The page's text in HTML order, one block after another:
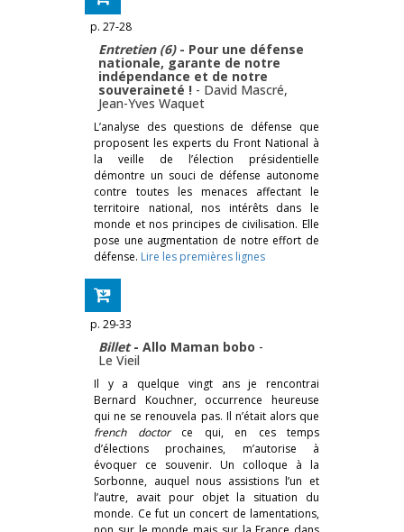
p. 27-28
Entretien (6)­- Pour une défense
nationale, garante de notre
indépendance et de notre
souveraineté ! - David Mascré,
Jean-Yves Waquet
L’analyse des questions de défense que
proposent les experts du Front National à
la veille de l’élection prési­dentielle
démontre un souci de défense autonome
contre toutes les menaces affectant le
territoire national, nos intérêts dans le
monde et nos principes de civilisation. Elle
pose une augmentation de notre effort de
défense. Lire les premières lignes
p. 29-33
Billet- Allo Maman bobo -
Le Vieil
Il y a quelque vingt ans je rencontrai
Bernard Kouchner, occurrence heureuse
qui ne se renouvela pas. Il n’était alors que
french doctorce qui, en ces temps
d’élections prochaines, m’autorise à
évoquer ce souvenir. Un colloque à la
Sorbonne, auquel nous assistions l’un et
l’autre, avait pour objet la situation du
monde. Ce fut un concert de lamentations,